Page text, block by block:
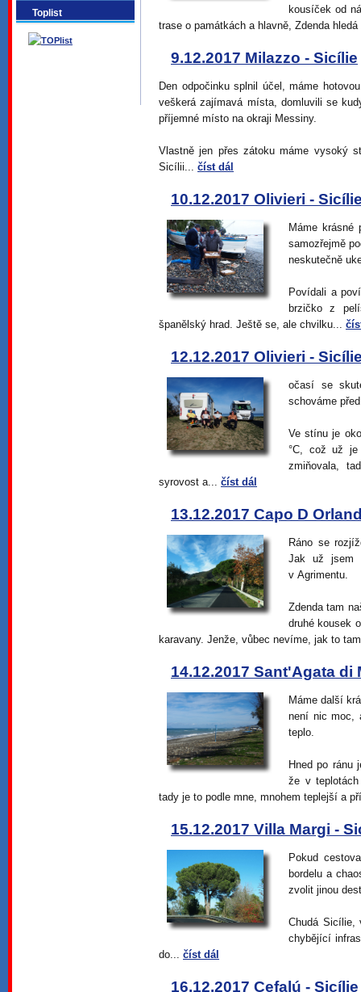
Toplist
kousíček od
trase o památkách a hlavně, Zdenda
9.12.2017 Milazzo - Sicílie
Den odpočinku splnil účel, máme
veškerá zajímavá místa, domluvili se
příjemné místo na okraji Messiny.
Vlastně jen přes zátoku máme vysoký
Sicílii... číst dál
10.12.2017 Olivieri -
Máme krásné
samozřejmě
neskutečně
Povídali a
brzičko z
španělský hrad. Ještě se, ale chvilku...
12.12.2017 Olivieri -
očasí se
schováme
Ve stínu je
°C, což už
zmiňovala,
syrovost a... číst dál
13.12.2017 Capo D
Ráno se
Jak už jsem
v Agrimentu.
Zdenda tam
druhé kousek
karavany. Jenže, vůbec nevíme, jak to
14.12.2017 Sant'Agata di
Máme další
není nic moc,
teplo.
Hned po ránu
že v
tady je to podle mne, mnohem teplejší a
15.12.2017 Villa Margi -
Pokud
bordelu a
zvolit jinou
Chudá Sicílie,
chybějící
do... číst dál
16.12.2017 Cefalú - Sicílie